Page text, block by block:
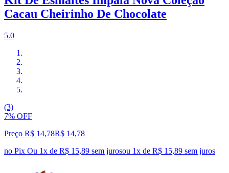
Cacau Cheirinho De Chocolate
5.0
(3)
7% OFF
Preço R$ 14,78R$ 14,78
no Pix Ou 1x de R$ 15,89 sem jurosou 1x de R$ 15,89 sem juros